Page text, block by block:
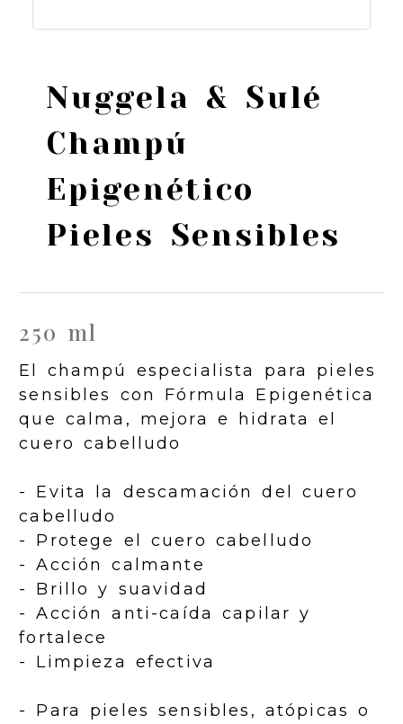
Nuggela & Sulé
Champú
Epigenético
Pieles Sensibles
250 ml
El champú especialista para pieles
sensibles con Fórmula Epigenética
que calma, mejora e hidrata el
cuero cabelludo
- Evita la descamación del cuero
cabelludo
- Protege el cuero cabelludo
- Acción calmante
- Brillo y suavidad
- Acción anti-caída capilar y
fortalece
- Limpieza efectiva
- Para pieles sensibles, atópicas o